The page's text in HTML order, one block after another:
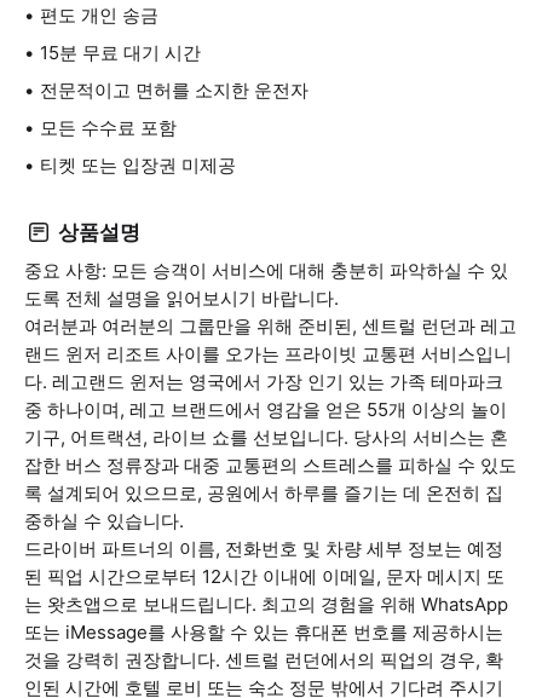
편도 개인 송금
15분 무료 대기 시간
전문적이고 면허를 소지한 운전자
모든 수수료 포함
티켓 또는 입장권 미제공
상품설명
중요 사항: 모든 승객이 서비스에 대해 충분히 파악하실 수 있
도록 전체 설명을 읽어보시기 바랍니다.
여러분과 여러분의 그룹만을 위해 준비된, 센트럴 런던과 레고
랜드 윈저 리조트 사이를 오가는 프라이빗 교통편 서비스입니
다. 레고랜드 윈저는 영국에서 가장 인기 있는 가족 테마파크
중 하나이며, 레고 브랜드에서 영감을 얻은 55개 이상의 놀이
기구, 어트랙션, 라이브 쇼를 선보입니다. 당사의 서비스는 혼
잡한 버스 정류장과 대중 교통편의 스트레스를 피하실 수 있도
록 설계되어 있으므로, 공원에서 하루를 즐기는 데 온전히 집
중하실 수 있습니다.
드라이버 파트너의 이름, 전화번호 및 차량 세부 정보는 예정
된 픽업 시간으로부터 12시간 이내에 이메일, 문자 메시지 또
는 왓츠앱으로 보내드립니다. 최고의 경험을 위해 WhatsApp
또는 iMessage를 사용할 수 있는 휴대폰 번호를 제공하시는
것을 강력히 권장합니다. 센트럴 런던에서의 픽업의 경우, 확
인된 시간에 호텔 로비 또는 숙소 정문 밖에서 기다려 주시기